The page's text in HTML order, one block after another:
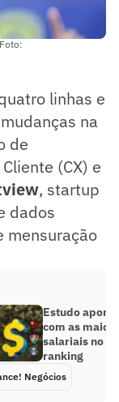
linhas e
na
de
(CX) e
, startup
dados
mensuração
Estudo
com as
salariais no
ranking
Negócios